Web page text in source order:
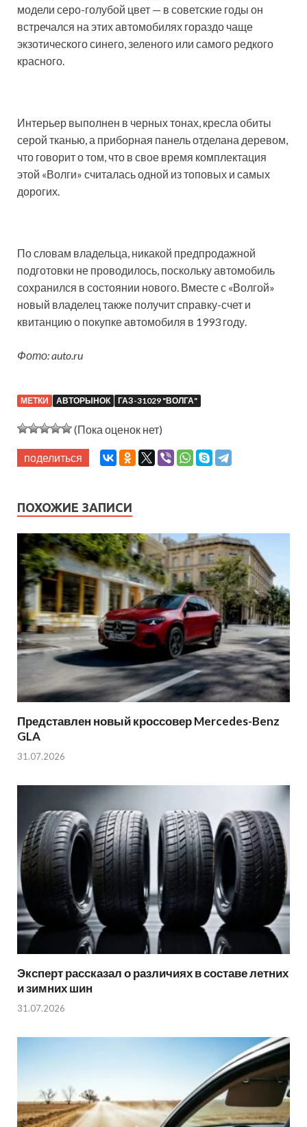
модели серо-голубой цвет — в советские годы он
встречался на этих автомобилях гораздо чаще
экзотического синего, зеленого или самого редкого
красного.
Интерьер выполнен в черных тонах, кресла обиты
серой тканью, а приборная панель отделана деревом,
что говорит о том, что в свое время комплектация
этой «Волги» считалась одной из топовых и самых
дорогих.
По словам владельца, никакой предпродажной
подготовки не проводилось, поскольку автомобиль
сохранился в состоянии нового. Вместе с «Волгой»
новый владелец также получит справку-счет и
квитанцию о покупке автомобиля в 1993 году.
Фото: auto.ru
МЕТКИ АВТОРЫНОК ГАЗ-31029 "ВОЛГА"
(Пока оценок нет)
поделиться
ПОХОЖИЕ ЗАПИСИ
Представлен новый кроссовер Mercedes-Benz
GLA
31.07.2026
Эксперт рассказал о различиях в составе летних
и зимних шин
31.07.2026